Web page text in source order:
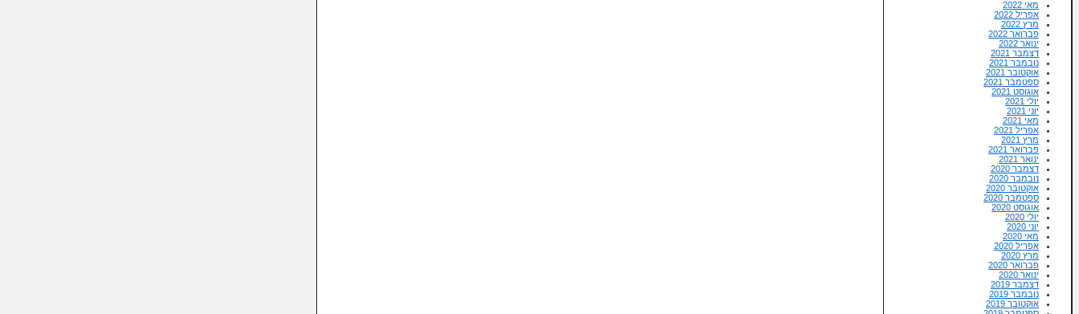
מאי 2022
אפריל 2022
מרץ 2022
פברואר 2022
ינואר 2022
דצמבר 2021
נובמבר 2021
אוקטובר 2021
ספטמבר 2021
אוגוסט 2021
יולי 2021
יוני 2021
מאי 2021
אפריל 2021
מרץ 2021
פברואר 2021
ינואר 2021
דצמבר 2020
נובמבר 2020
אוקטובר 2020
ספטמבר 2020
אוגוסט 2020
יולי 2020
יוני 2020
מאי 2020
אפריל 2020
מרץ 2020
פברואר 2020
ינואר 2020
דצמבר 2019
נובמבר 2019
אוקטובר 2019